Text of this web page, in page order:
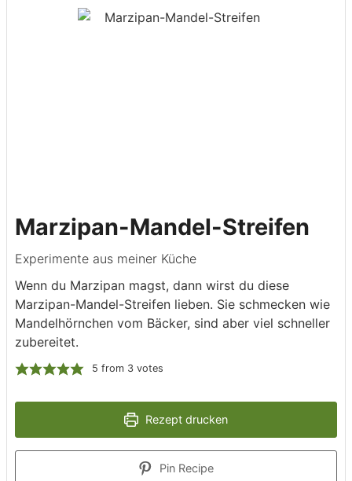
Marzipan-Mandel-Streifen
Experimente aus meiner Küche
Wenn du Marzipan magst, dann wirst du diese
Marzipan-Mandel-Streifen lieben. Sie schmecken wie
Mandelhörnchen vom Bäcker, sind aber viel schneller
zubereitet.
5 from 3votes
Rezept drucken
Pin Recipe